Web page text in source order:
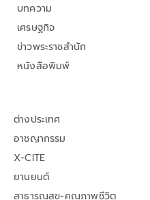
บทความ
เศรษฐกิจ
ข่าวพระราชสำนัก
หนังสือพิมพ์
ต่างประเทศ
อาชญากรรม
X-CITE
ยานยนต์
สาธารณสุข-คุณภาพชีวิต